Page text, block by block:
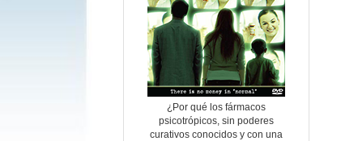
¿Por qué los fármacos
psicotrópicos, sin poderes
curativos conocidos y con una